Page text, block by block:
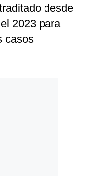
desde
2023 para
casos